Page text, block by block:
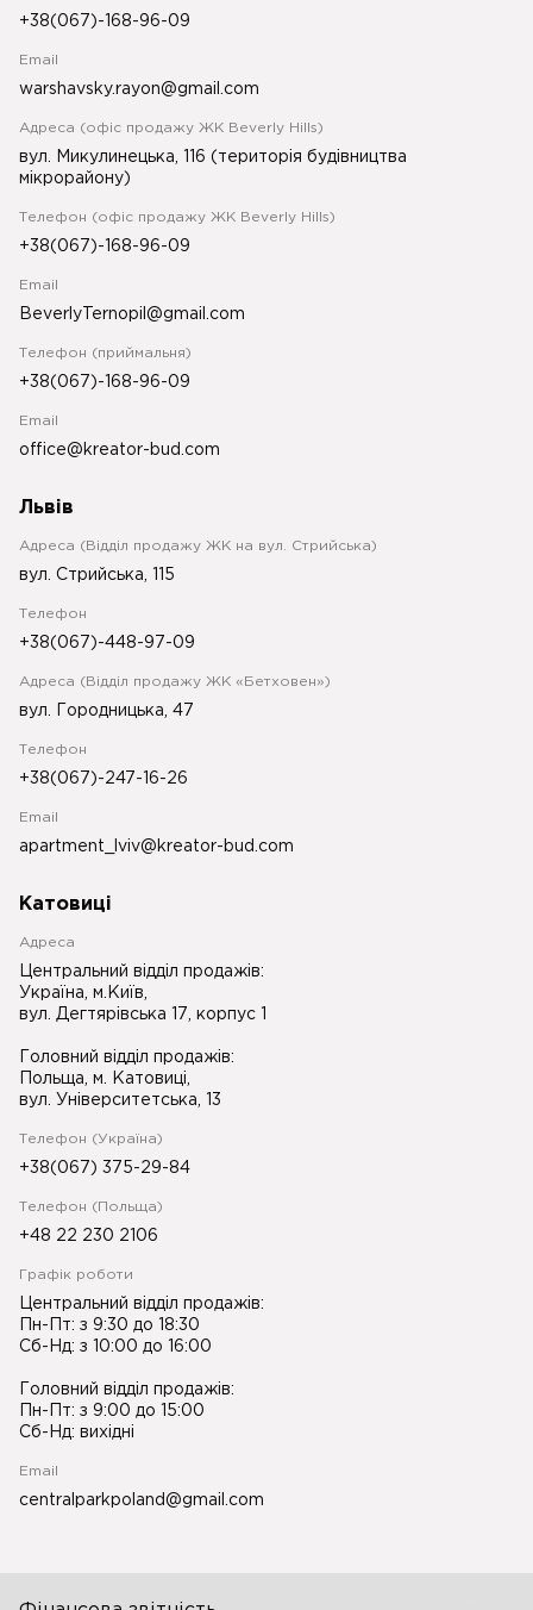
+38(067)-168-96-09
Email
warshavsky.rayon@gmail.com
Адреса (офіс продажу ЖК Beverly Hills)
вул. Микулинецька, 116 (територія будівництва
мікрорайону)
Телефон (офіс продажу ЖК Beverly Hills)
+38(067)-168-96-09
Email
BeverlyTernopil@gmail.com
Телефон (приймальня)
+38(067)-168-96-09
Email
office@kreator-bud.com
Львів
Адреса (Відділ продажу ЖК на вул. Стрийська)
вул. Стрийська, 115
Телефон
+38(067)-448-97-09
Адреса (Відділ продажу ЖК «Бетховен»)
вул. Городницька, 47
Телефон
+38(067)-247-16-26
Email
apartment_lviv@kreator-bud.com
Катовиці
Адреса
Центральний відділ продажів:
Україна, м.Київ,
вул. Дегтярівська 17, корпус 1
Головний відділ продажів:
Польща, м. Катовиці,
вул. Університетська, 13
Телефон (Україна)
+38(067) 375-29-84
Телефон (Польща)
+48 22 230 2106
Графік роботи
Центральний відділ продажів:
Пн-Пт: з 9:30 до 18:30
Сб-Нд: з 10:00 до 16:00
Головний відділ продажів:
Пн-Пт: з 9:00 до 15:00
Сб-Нд: вихідні
Email
centralparkpoland@gmail.com